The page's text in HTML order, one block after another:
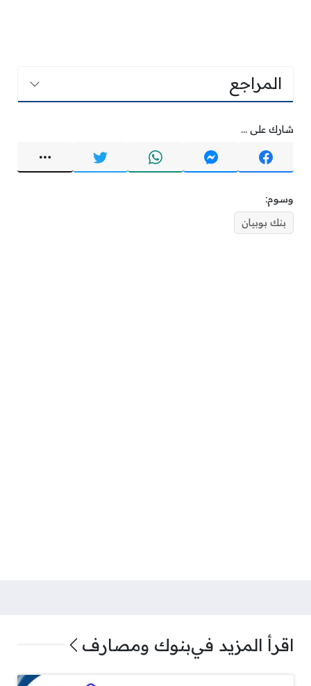
المراجع
شارك على ...
وسوم:
بنك بوبيان
اقرأ المزيد فيبنوك ومصارف